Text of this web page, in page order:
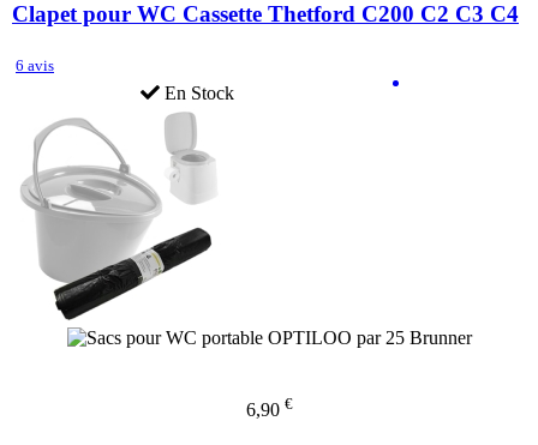
Clapet pour WC Cassette Thetford C200 C2 C3 C4
6 avis
En Stock
6,90 €